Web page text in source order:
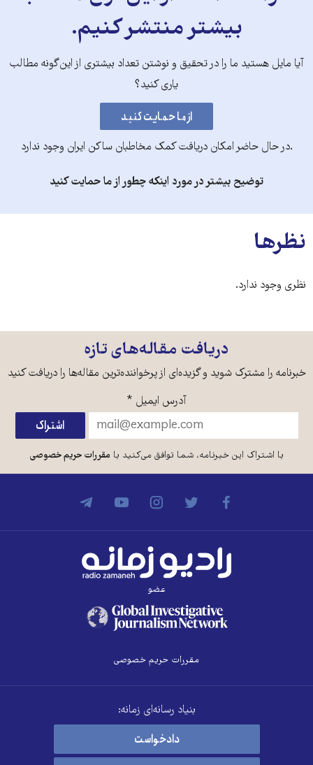
بیشتر منتشر کنیم.
آیا مایل هستید ما را در تحقیق و نوشتن تعداد بیشتری از این‌گونه مطالب
یاری کنید؟
.در حال حاضر امکان دریافت کمک مخاطبان ساکن ایران وجود ندارد
توضیح بیشتر در مورد اینکه چطور از ما حمایت کنید
نظرها
نظری وجود ندارد.
دریافت مقاله‌های تازه
خبرنامه را مشترک شوید و گزیده‌ای از پرخواننده‌ترین مقاله‌ها را دریافت کنید
آدرس ایمیل *
با اشتراک این خبرنامه، شما توافق می‌کنید بامقررات حریم خصوصی
عضو
مقررات حریم خصوصی
بنیاد رسانه‌ای زمانه:
دادخواست